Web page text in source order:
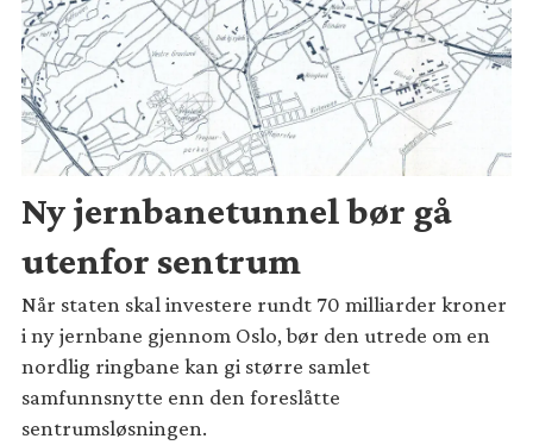
Ny jernbanetunnel bør gå
utenfor sentrum
Når staten skal investere rundt 70 milliarder kroner
i ny jernbane gjennom Oslo, bør den utrede om en
nordlig ringbane kan gi større samlet
samfunnsnytte enn den foreslåtte
sentrumsløsningen.